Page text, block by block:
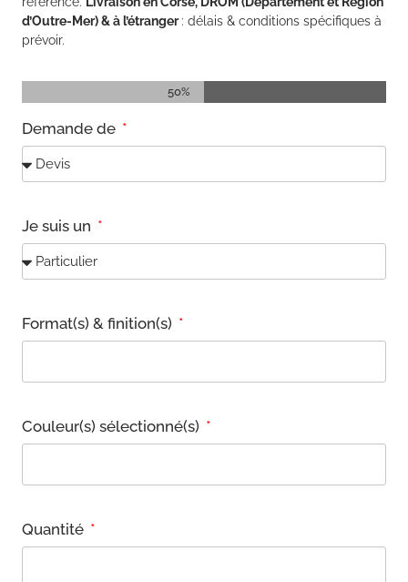
d’Outre-Mer)& à l’étranger: délais & conditions spécifiques à
prévoir.
50%
Demande de
Je suis un
Format(s) & finition(s)
Couleur(s) sélectionné(s)
Quantité